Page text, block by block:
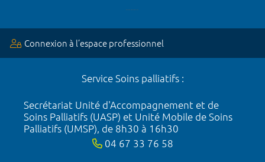
Connexion à l’espace professionnel
Service Soins palliatifs :
Secrétariat Unité d'Accompagnement et de
Soins Palliatifs (UASP) et Unité Mobile de Soins
Palliatifs (UMSP), de 8h30 à 16h30
04 67 33 76 58